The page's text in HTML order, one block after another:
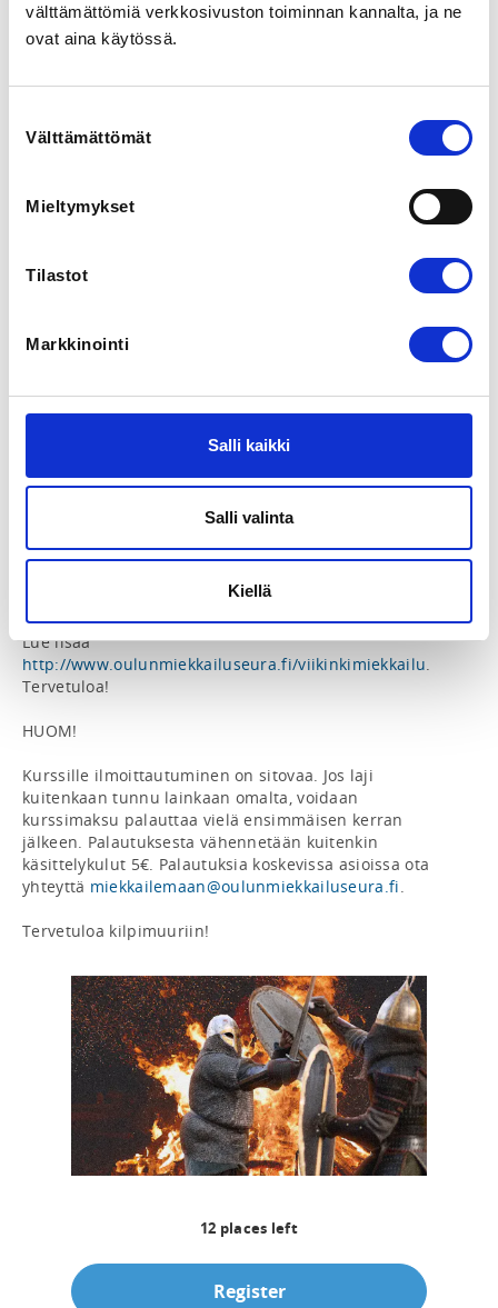
välttämättömiä verkkosivuston toiminnan kannalta, ja ne
ovat aina käytössä.
valinta
Välttämättömät
Mieltymykset
Tilastot
Markkinointi
Salli kaikki
Salli valinta
Kiellä
Tervetuloa kokeilemaan viikinkimiekkailua!
alkaa 23.9.2026. Kurssiin sisältyy 8 treenikertaa, joilla
opit käyttämään miekkaa ja kilpeä sekä
Treenit:
⚔️ Keskiviikkoisin klo 19.00 – 21.00
Kurssille et tarvitse aikaisempaa kokemusta,
historiallisen miekkailun hanskat).
Kurssimaksu peruskurssilaisille on 100 euroa ja
korkeakouluopiskelijoille, varus- ja
siviilipalvelusmiehille, eläkeläisille & työttömille 80
Jos haluat maksaa liikuntaseteleillä, käytä
alennuskoodia LIIKUNTASETELI ilmoittautuaksesi.
Maksu suoritetaan palvaluntarjoajan apin kautta
Lue lisää
http://www.oulunmiekkailuseura.fi/viikinkimiekkailu.
Tervetuloa!
HUOM!
Kurssille ilmoittautuminen on sitovaa. Jos laji
kuitenkaan tunnu lainkaan omalta, voidaan
kurssimaksu palauttaa vielä ensimmäisen kerran
jälkeen. Palautuksesta vähennetään kuitenkin
käsittelykulut 5€. Palautuksia koskevissa asioissa ota
yhteyttä miekkailemaan@oulunmiekkailuseura.fi.
Tervetuloa kilpimuuriin!
12 places left
Register